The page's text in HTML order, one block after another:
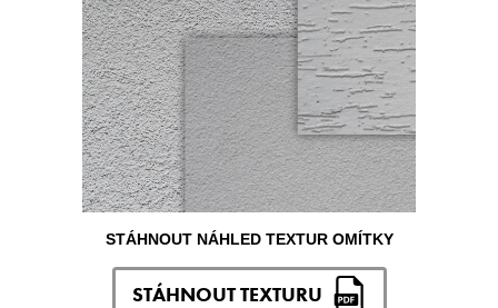
STÁHNOUT NÁHLED TEXTUR OMÍTKY
STÁHNOUT TEXTURU